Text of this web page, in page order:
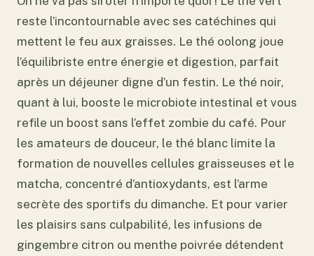
reste l’incontournable avec ses catéchines qui
mettent le feu aux graisses. Le thé oolong joue
l’équilibriste entre énergie et digestion, parfait
après un déjeuner digne d’un festin. Le thé noir,
quant à lui, booste le microbiote intestinal et vous
refile un boost sans l’effet zombie du café. Pour
les amateurs de douceur, le thé blanc limite la
formation de nouvelles cellules graisseuses et le
matcha, concentré d’antioxydants, est l’arme
secrète des sportifs du dimanche. Et pour varier
les plaisirs sans culpabilité, les infusions de
gingembre citron ou menthe poivrée détendent